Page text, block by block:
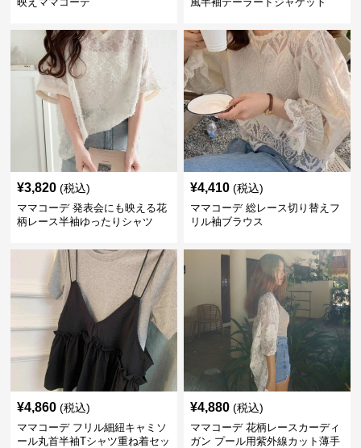
¥3,820 (税込)
ママコーデ 発表会にも映える花
柄レース半袖ゆったりシャツ
¥4,410 (税込)
ママコーデ 総レース切り替えフ
リル袖ブラウス
¥4,860 (税込)
ママコーデ フリル細紐キャミソ
ール丸首半袖Tシャツ重ね着セッ
¥4,880 (税込)
ママコーデ 花柄レースカーディ
ガン プール用紫外線カット薄手